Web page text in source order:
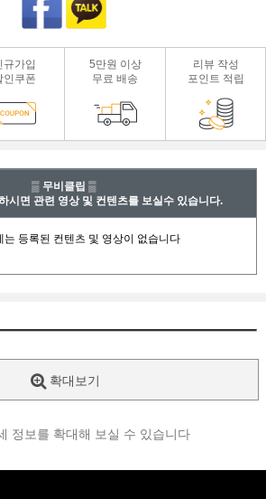
규가입
인쿠폰
5만원 이상
무료 배송
리뷰 작성
포인트 적립
▒ 무비클립 ▒
시면 관련 영상 및 컨텐츠를 보실수 있습니다.
확대보기
정보를 확대해 보실 수 있습니다